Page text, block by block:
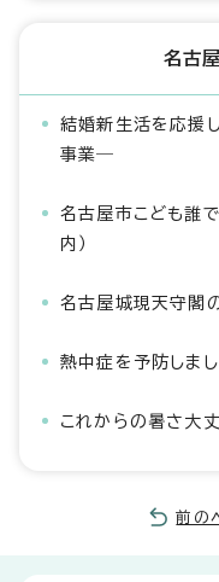
名古
結婚新生活を応援
事業―
名古屋市こども誰
内）
名古屋城現天守閣
熱中症を予防しまし
これからの暑さ大
前の